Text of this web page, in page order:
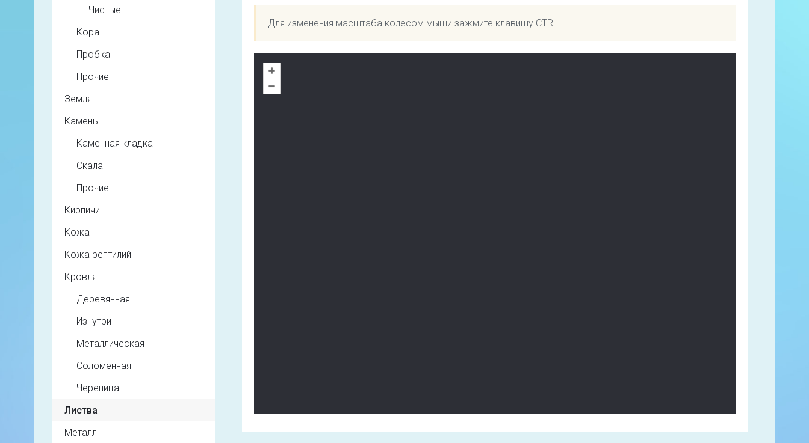
Для изменения масштаба колесом мыши зажмите клавишу CTRL.
Чистые
Кора
Пробка
Прочие
Земля
Камень
Каменная кладка
Скала
Прочие
Кирпичи
Кожа
Кожа рептилий
Кровля
Деревянная
Изнутри
Металлическая
Соломенная
Черепица
Листва
Металл